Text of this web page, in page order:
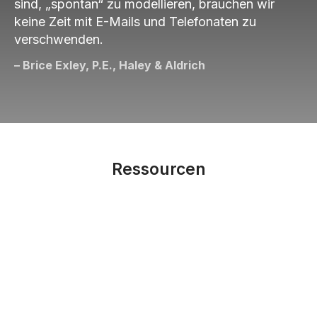
sind, „spontan“ zu modellieren, brauchen wir
keine Zeit mit E-Mails und Telefonaten zu
verschwenden.
– Brice Exley, P.E., Haley & Aldrich
Ressourcen